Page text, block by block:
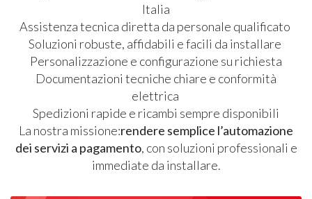
Italia
Assistenza tecnica diretta da personale qualificato
Soluzioni robuste, affidabili e facili da installare
Personalizzazione e configurazione su richiesta
Documentazioni tecniche chiare e conformità
elettrica
Spedizioni rapide e ricambi sempre disponibili
La nostra missione:rendere semplice l’automazione
dei servizi a pagamento, con soluzioni professionali e
immediate da installare.